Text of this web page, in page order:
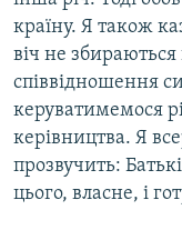
країну. Я також
віч не
співвідношення
керуватимемося
керівництва. Я
прозвучить:
цього, власне, і